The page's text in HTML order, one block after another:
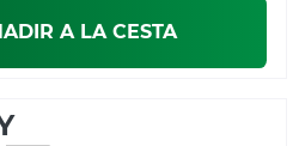
A LA CESTA